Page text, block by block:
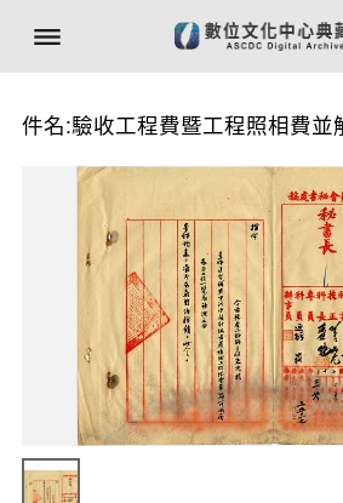
件名:驗收工程費暨工程照相費並